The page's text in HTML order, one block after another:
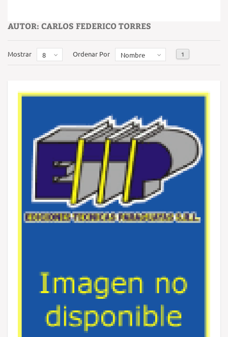
AUTOR: CARLOS FEDERICO TORRES
Mostrar 8 Ordenar Por Nombre 1